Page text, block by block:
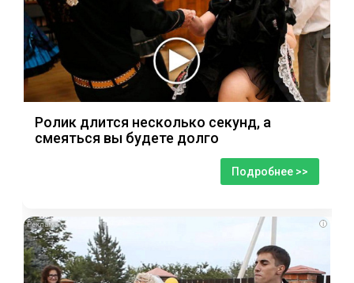
Ролик длится несколько секунд, а
смеяться вы будете долго
Подробнее >>
i